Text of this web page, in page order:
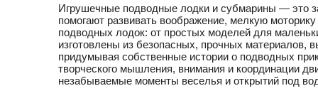
Игрушечные подводные лодки и субмарины — это
помогают развивать воображение, мелкую
подводных лодок: от простых моделей для
изготовлены из безопасных, прочных материалов,
придумывая собственные истории о подводных
творческого мышления, внимания и координации
незабываемые моменты веселья и открытий под